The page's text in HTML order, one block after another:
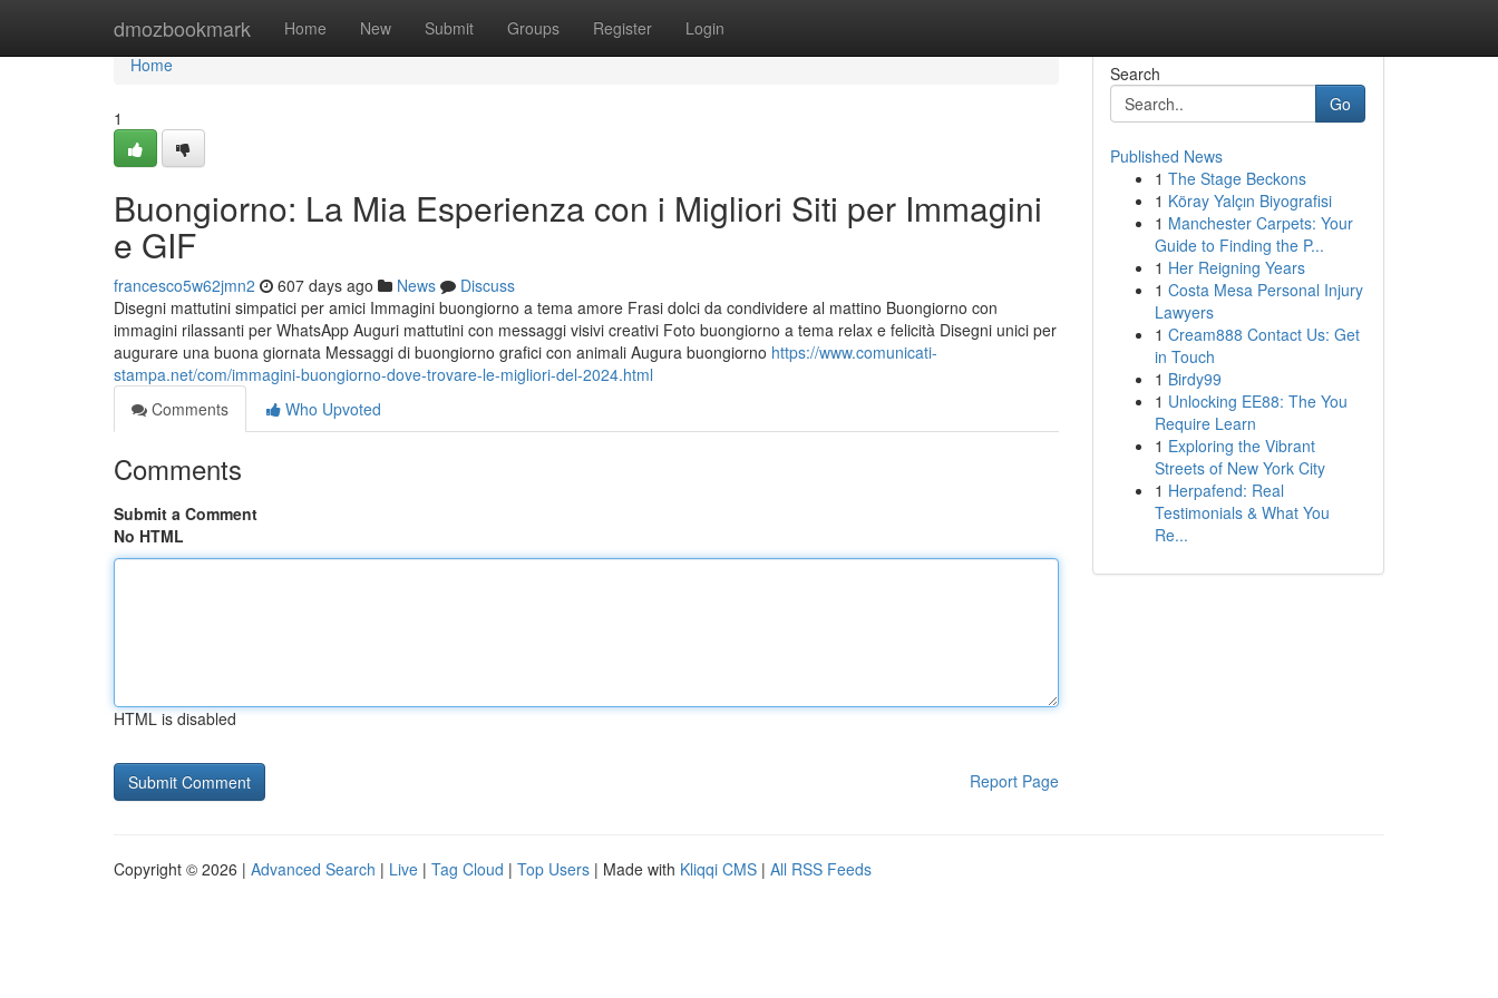
dmozbookmark Home New Submit Groups Register Login
Home
Home
1
Buongiorno: La Mia Esperienza con i Migliori Siti per Immagini
e GIF
francesco5w62jmn2 607 days ago News
Discuss
Disegni mattutini simpatici per amici Immagini buongiorno a tema amore Frasi dolci da condividere al mattino Buongiorno con
immagini rilassanti per WhatsApp Auguri mattutini con messaggi visivi creativi Foto buongiorno a tema relax e felicità Disegni unici per
augurare una buona giornata Messaggi di buongiorno grafici con animali Augura buongiorno https://www.comunicati-
stampa.net/com/immagini-buongiorno-dove-trovare-le-migliori-del-2024.html
Comments
Who Upvoted
Comments
Submit a Comment
No HTML
HTML is disabled
Report Page
Search
Go
Published News
1 The Stage Beckons
1 Köray Yalçın Biyografisi
1 Manchester Carpets: Your
Guide to Finding the P...
1 Her Reigning Years
1 Costa Mesa Personal Injury
Lawyers
1 Cream888 Contact Us: Get
in Touch
1 Birdy99
1 Unlocking EE88: The You
Require Learn
1 Exploring the Vibrant
Streets of New York City
1 Herpafend: Real
Testimonials & What You
Re...
Copyright © 2026 | Advanced Search | Live | Tag Cloud | Top Users | Made with Kliqqi CMS | All RSS Feeds